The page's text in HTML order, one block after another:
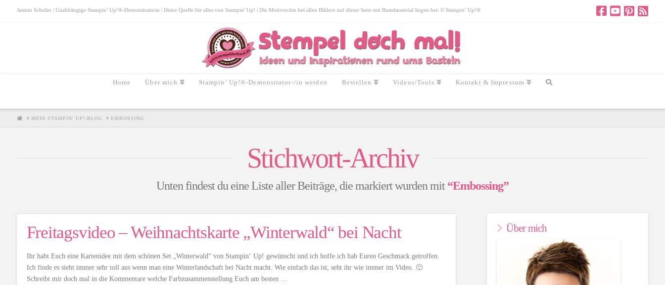
Jasmin Schulze | Unabhängige Stampin’ Up!®-Demonstratorin | Deine Quelle für alles von Stampin' Up! | Die Motivrechte bei allen Bildern auf dieser Seite mit Bastelmaterial liegen bei: © Stampin’ Up!®
Home Über mich Stampin’ Up!®-Demonstrator-/in werden Bestellen Videos/Tools Kontakt & Impressum
HOMEMEIN STAMPIN' UP!-BLOG EMBOSSING
Stichwort-Archiv
Unten findest du eine Liste aller Beiträge, die markiert wurden mit“Embossing”
Freitagsvideo – Weihnachtskarte „Winterwald“ bei Nacht
Ihr habt Euch eine Kartenidee mit dem schönen Set „Winterwald“ von Stampin‘ Up! gewünscht und ich hoffe ich hab Euren Geschmack getroffen.
Ich finde es sieht immer sehr toll aus wenn man eine Winterlandschaft bei Nacht macht. Wie einfach das ist, seht ihr wie immer im Video. 🙂
Schreibt mir doch mal in die Kommentare welche Farbzusammenstellung Euch am besten …
Über mich